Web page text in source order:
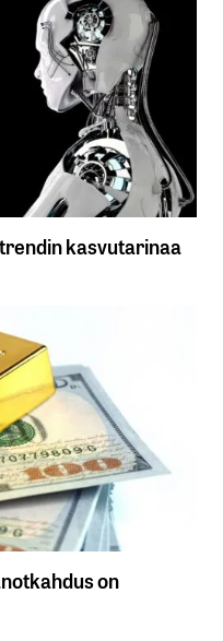
kasvutarinaa
on